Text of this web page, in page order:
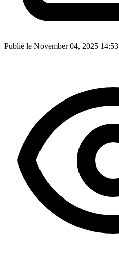
Publié le November 04, 2025 14:53